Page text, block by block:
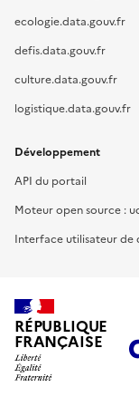
ecologie.data.gouv.fr
defis.data.gouv.fr
culture.data.gouv.fr
logistique.data.gouv.fr
Développement
API du portail
Moteur open source :
Interface utilisateur de
RÉPUBLIQUE
FRANÇAISE